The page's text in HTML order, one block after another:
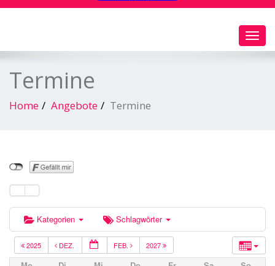
Termine
Home Angebote Termine
Kategorien Schlagwörter
2025 DEZ. FEB. 2027